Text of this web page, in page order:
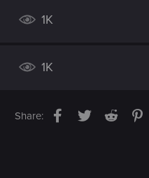
1K
1K
Share: Facebook
TwitterReddit